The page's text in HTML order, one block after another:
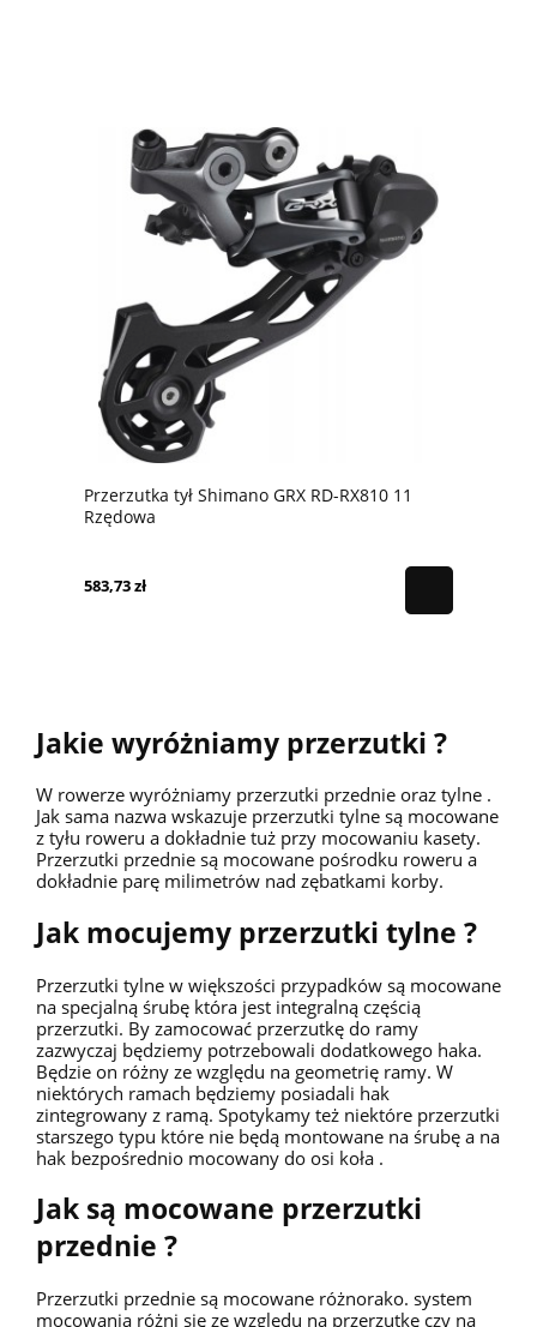
Przerzutka tył Shimano GRX RD-RX810 11
Rzędowa
583,73 zł
Jakie wyróżniamy przerzutki ?
W rowerze wyróżniamy przerzutki przednie oraz tylne .
Jak sama nazwa wskazuje przerzutki tylne są mocowane
z tyłu roweru a dokładnie tuż przy mocowaniu kasety.
Przerzutki przednie są mocowane pośrodku roweru a
dokładnie parę milimetrów nad zębatkami korby.
Jak mocujemy przerzutki tylne ?
Przerzutki tylne w większości przypadków są mocowane
na specjalną śrubę która jest integralną częścią
przerzutki. By zamocować przerzutkę do ramy
zazwyczaj będziemy potrzebowali dodatkowego haka.
Będzie on różny ze względu na geometrię ramy. W
niektórych ramach będziemy posiadali hak
zintegrowany z ramą. Spotykamy też niektóre przerzutki
starszego typu które nie będą montowane na śrubę a na
hak bezpośrednio mocowany do osi koła .
Jak są mocowane przerzutki
przednie ?
Przerzutki przednie są mocowane różnorako. system
mocowania różni się ze względu na przerzutkę czy na